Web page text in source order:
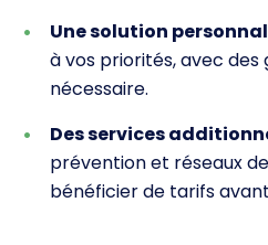
Une solution
à vos priorités, avec
nécessaire.
Des services
prévention et réseaux
bénéficier de tarifs